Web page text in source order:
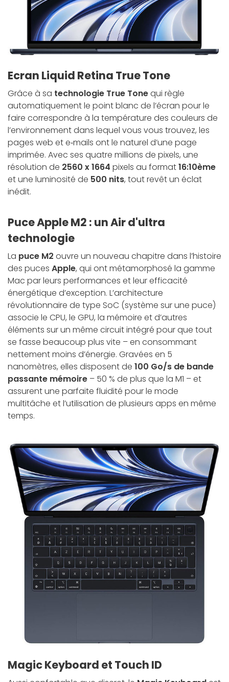
Ecran Liquid Retina True Tone
Grâce à sa technologie True Tonequi règle
automatiquement le point blanc de l’écran pour le
faire correspondre à la température des couleurs de
l’environ­nement dans lequel vous vous trouvez, les
pages web et e‑mails ont le naturel d’une page
imprimée. Avec ses quatre millions de pixels, une
résolution de 2560 x 1664 pixels au format16:10ème
et une luminosité de 500 nits, tout revêt un éclat
inédit.
Puce Apple M2 : un Air d'ultra
technologie
La puce M2 ouvre un nouveau chapitre dans l’histoire
des puces Apple, qui ont métamorphosé la gamme
Mac par leurs performances et leur efficacité
énergétique d’exception. L’architecture
révolutionnaire de type SoC (système sur une puce)
associe le CPU, le GPU, la mémoire et d’autres
éléments sur un même circuit intégré pour que tout
se fasse beaucoup plus vite – en consommant
nettement moins d’énergie. Gravées en 5
nanomètres, elles disposent de 100 Go/s de bande
passante mémoire – 50 % de plus que la M1 – et
assurent une parfaite fluidité pour le mode
multitâche et l’utilisation de plusieurs apps en même
temps.
Magic Keyboard et Touch ID